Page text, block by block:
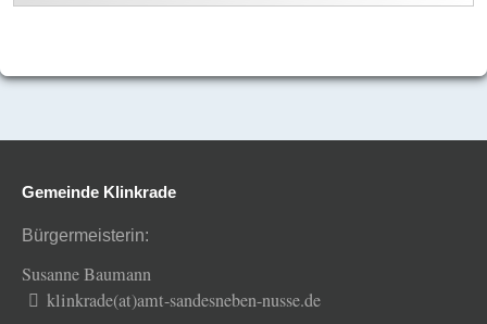
Gemeinde Klinkrade
Bürgermeisterin:
Susanne Baumann
klinkrade(at)amt-sandesneben-nusse.de